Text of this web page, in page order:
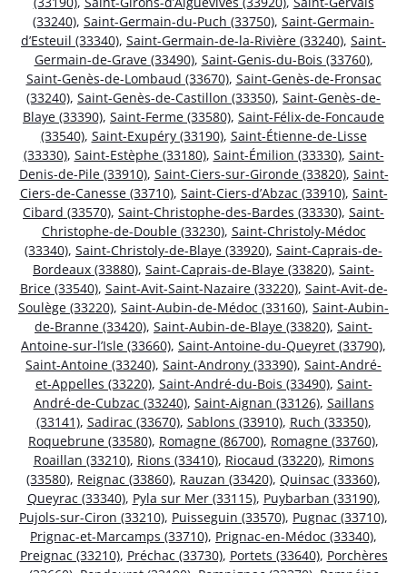
(33240), Saint-Germain-du-Puch (33750), Saint-Germain-
d’Esteuil (33340), Saint-Germain-de-la-Rivière (33240), Saint-
Germain-de-Grave (33490), Saint-Genis-du-Bois (33760),
Saint-Genès-de-Lombaud (33670), Saint-Genès-de-Fronsac
(33240), Saint-Genès-de-Castillon (33350), Saint-Genès-de-
Blaye (33390), Saint-Ferme (33580), Saint-Félix-de-Foncaude
(33540), Saint-Exupéry (33190), Saint-Étienne-de-Lisse
(33330), Saint-Estèphe (33180), Saint-Émilion (33330), Saint-
Denis-de-Pile (33910), Saint-Ciers-sur-Gironde (33820), Saint-
Ciers-de-Canesse (33710), Saint-Ciers-d’Abzac (33910), Saint-
Cibard (33570), Saint-Christophe-des-Bardes (33330), Saint-
Christophe-de-Double (33230), Saint-Christoly-Médoc
(33340), Saint-Christoly-de-Blaye (33920), Saint-Caprais-de-
Bordeaux (33880), Saint-Caprais-de-Blaye (33820), Saint-
Brice (33540), Saint-Avit-Saint-Nazaire (33220), Saint-Avit-de-
Soulège (33220), Saint-Aubin-de-Médoc (33160), Saint-Aubin-
de-Branne (33420), Saint-Aubin-de-Blaye (33820), Saint-
Antoine-sur-l’Isle (33660), Saint-Antoine-du-Queyret (33790),
Saint-Antoine (33240), Saint-Androny (33390), Saint-André-
et-Appelles (33220), Saint-André-du-Bois (33490), Saint-
André-de-Cubzac (33240), Saint-Aignan (33126), Saillans
(33141), Sadirac (33670), Sablons (33910), Ruch (33350),
Roquebrune (33580), Romagne (86700), Romagne (33760),
Roaillan (33210), Rions (33410), Riocaud (33220), Rimons
(33580), Reignac (33860), Rauzan (33420), Quinsac (33360),
Queyrac (33340), Pyla sur Mer (33115), Puybarban (33190),
Pujols-sur-Ciron (33210), Puisseguin (33570), Pugnac (33710),
Prignac-et-Marcamps (33710), Prignac-en-Médoc (33340),
Preignac (33210), Préchac (33730), Portets (33640), Porchères